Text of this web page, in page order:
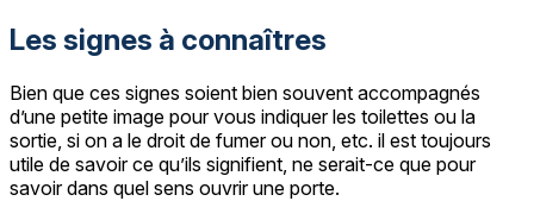
Les signes à connaîtres
Bien que ces signes soient bien souvent accompagnés
d’une petite image pour vous indiquer les toilettes ou la
sortie, si on a le droit de fumer ou non, etc. il est toujours
utile de savoir ce qu’ils signifient, ne serait-ce que pour
savoir dans quel sens ouvrir une porte.